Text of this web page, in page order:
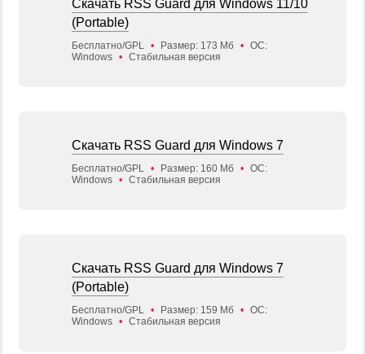
Скачать RSS Guard для Windows 11/10
(Portable)
Бесплатно/GPL • Размер: 173 Мб • ОС:
Windows • Стабильная версия
Скачать RSS Guard для Windows 7
Бесплатно/GPL • Размер: 160 Мб • ОС:
Windows • Стабильная версия
Скачать RSS Guard для Windows 7
(Portable)
Бесплатно/GPL • Размер: 159 Мб • ОС:
Windows • Стабильная версия